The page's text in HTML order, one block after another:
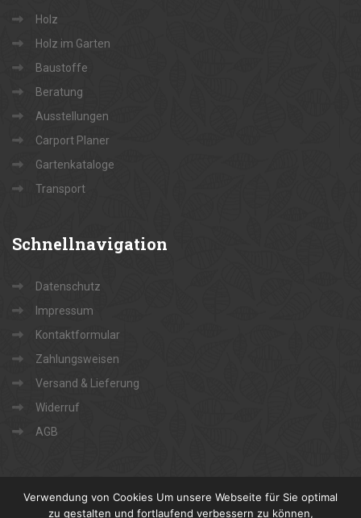
Holz
Holz im Garten
Baustoffe
Beratung
Ausstellungen
Carport Planer
Gartenkataloge
Transport
Schnellnavigation
Datenschutz
Impressum
Kontaktformular
Zahlungsweisen
Versand & Lieferung
Widerruf
AGB
Verwendung von Cookies Um unsere Webseite für Sie optimal
zu gestalten und fortlaufend verbessern zu können,